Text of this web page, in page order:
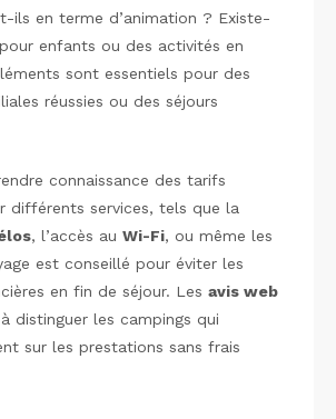
ils en terme d’animation ? Existe-
enfants ou des activités en
sont essentiels pour des
réussies ou des séjours
connaissance des tarifs
différents services, tels que la
, l’accès au Wi-Fi, ou même les
est conseillé pour éviter les
en fin de séjour. Les avis web
distinguer les campings qui
sur les prestations sans frais